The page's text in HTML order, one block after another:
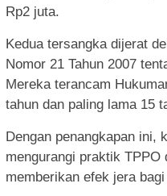
Rp2 juta.
Kedua tersangka dijerat
Nomor 21 Tahun 2007
Mereka terancam
tahun dan paling lama 15
Dengan penangkapan ini,
mengurangi praktik
memberikan efek jera